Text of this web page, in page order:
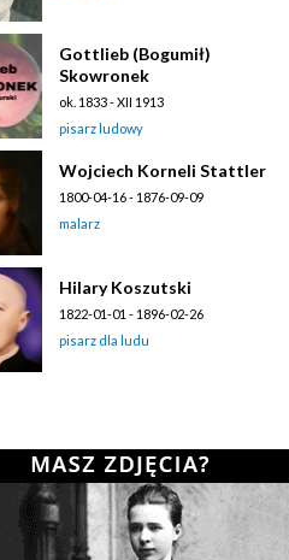
Gottlieb (Bogumił)
Skowronek
ok. 1833 - XII 1913
pisarz ludowy
Wojciech Korneli Stattler
1800-04-16 - 1876-09-09
malarz
Hilary Koszutski
1822-01-01 - 1896-02-26
pisarz dla ludu